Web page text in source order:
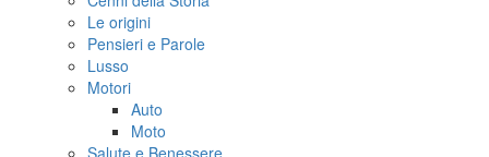
Le origini
Pensieri e Parole
Lusso
Motori
Auto
Moto
Salute e Benessere